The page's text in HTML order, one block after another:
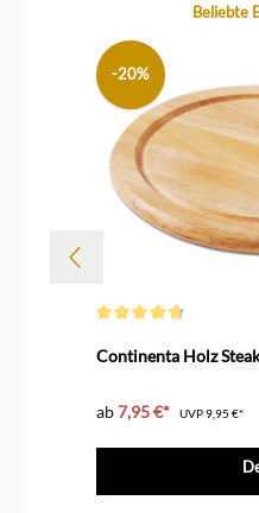
Produktgalerie überspringen
Beliebte
-20%
Continenta Holz
ab7,95 €* UVP9,95 €*